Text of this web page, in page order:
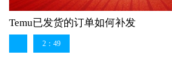
Temu已发货的订单如何补发
2：49